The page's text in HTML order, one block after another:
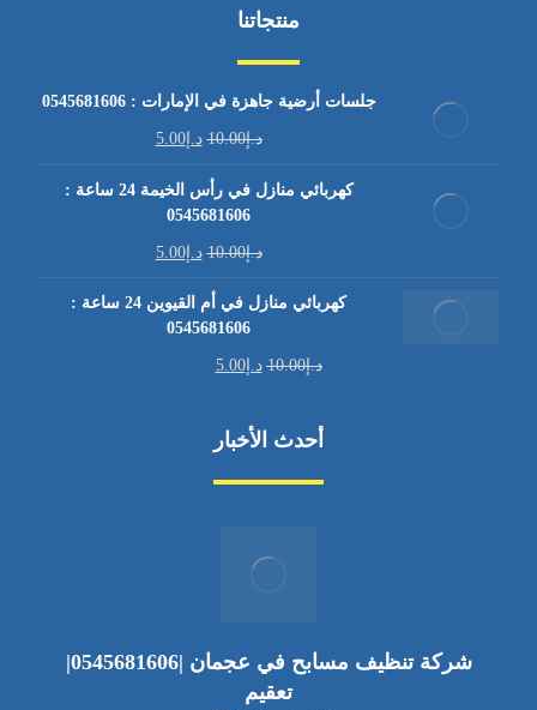
منتجاتنا
جلسات أرضية جاهزة في الإمارات : 0545681606
د.إ10.00 د.إ5.00
كهربائي منازل في رأس الخيمة 24 ساعة :
0545681606
د.إ10.00 د.إ5.00
كهربائي منازل في أم القيوين 24 ساعة :
0545681606
د.إ10.00 د.إ5.00
أحدث الأخبار
شركة تنظيف مسابح في عجمان |0545681606|
تعقيم